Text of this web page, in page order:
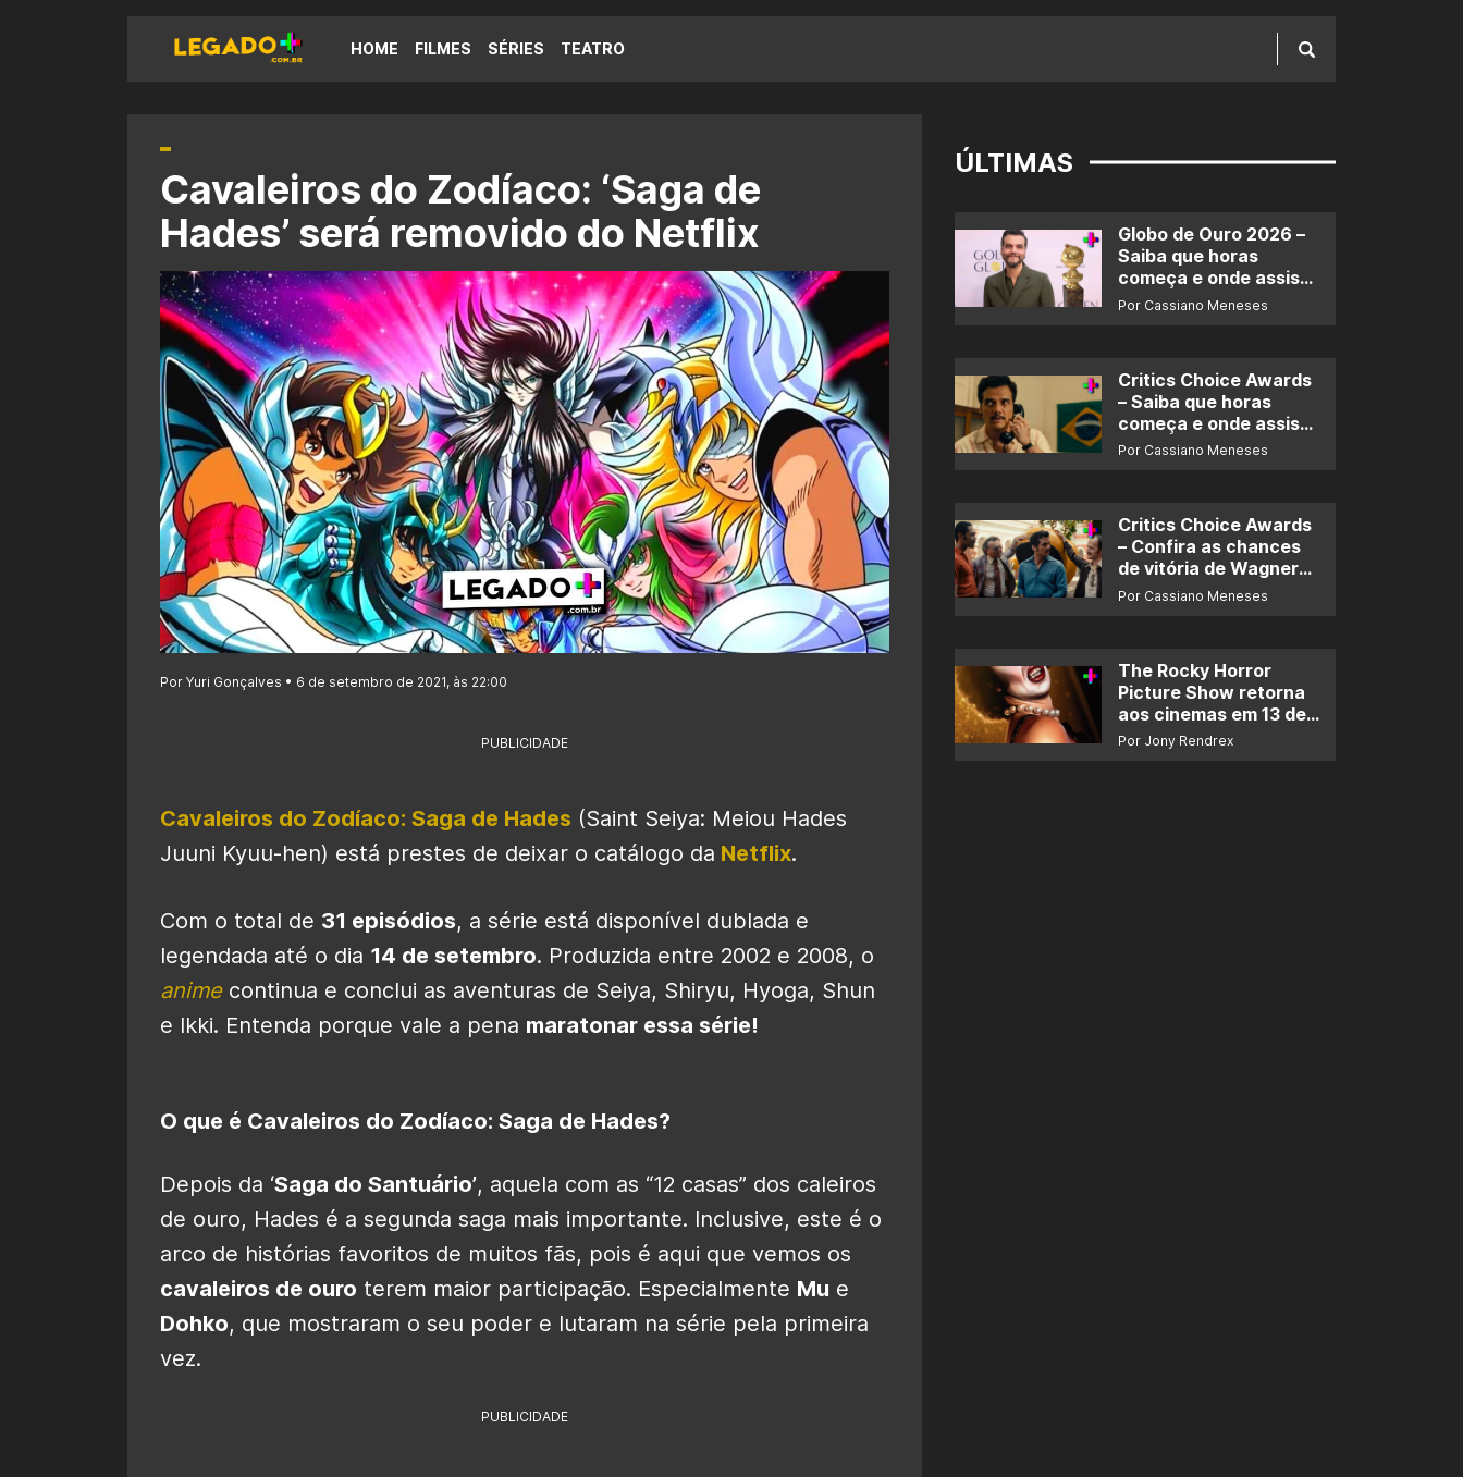
HOME FILMES SÉRIES TEATRO
Cavaleiros do Zodíaco: ‘Saga de
Hades’ será removido do Netflix
Por Yuri Gonçalves • 6 de setembro de 2021, às 22:00
PUBLICIDADE
Cavaleiros do Zodíaco: Saga de Hades (Saint Seiya: Meiou Hades
Juuni Kyuu-hen) está prestes de deixar o catálogo da Netflix.
Com o total de 31 episódios, a série está disponível dublada e
legendada até o dia 14 de setembro. Produzida entre 2002 e 2008, o
anime continua e conclui as aventuras de Seiya, Shiryu, Hyoga, Shun
e Ikki. Entenda porque vale a pena maratonar essa série!
O que é Cavaleiros do Zodíaco: Saga de Hades?
Depois da ‘Saga do Santuário’, aquela com as “12 casas” dos caleiros
de ouro, Hades é a segunda saga mais importante. Inclusive, este é o
arco de histórias favoritos de muitos fãs, pois é aqui que vemos os
cavaleiros de ouro terem maior participação. Especialmente Mu e
Dohko, que mostraram o seu poder e lutaram na série pela primeira
vez.
PUBLICIDADE
ÚLTIMAS
Globo de Ouro 2026 –
Saiba que horas
começa e onde assistir
ao prêmio
Por Cassiano Meneses
Critics Choice Awards
– Saiba que horas
começa e onde assistir
ao prêmio
Por Cassiano Meneses
Critics Choice Awards
– Confira as chances
de vitória de Wagner
Moura e de ‘O Agente
Por Cassiano Meneses
The Rocky Horror
Picture Show retorna
aos cinemas em 13 de
novembro
Por Jony Rendrex